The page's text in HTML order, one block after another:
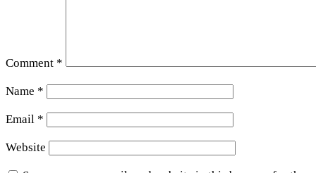
Comment *
Name *
Email *
Website